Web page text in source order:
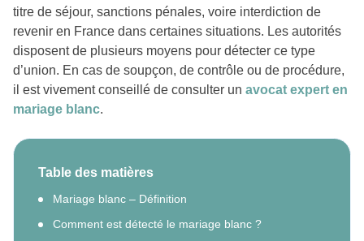
titre de séjour, sanctions pénales, voire interdiction de
revenir en France dans certaines situations. Les autorités
disposent de plusieurs moyens pour détecter ce type
d’union. En cas de soupçon, de contrôle ou de procédure,
il est vivement conseillé de consulter un avocat expert en
mariage blanc.
Table des matières
Mariage blanc – Définition
Comment est détecté le mariage blanc ?